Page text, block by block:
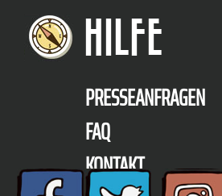
HILFE
PRESSEANFRAGEN
FAQ
KONTAKT